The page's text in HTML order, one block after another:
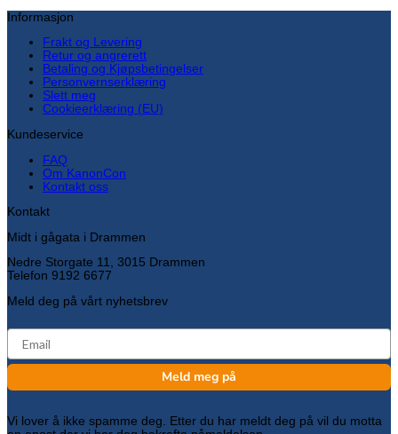
Informasjon
Frakt og Levering
Retur og angrerett
Betaling og Kjøpsbetingelser
Personvernserklæring
Slett meg
Cookieerklæring (EU)
Kundeservice
FAQ
Om KanonCon
Kontakt oss
Kontakt
Midt i gågata i Drammen
Nedre Storgate 11, 3015 Drammen
Telefon 9192 6677
Meld deg på vårt nyhetsbrev
email
Meld meg på
Vi lover å ikke spamme deg. Etter du har meldt deg på vil du motta